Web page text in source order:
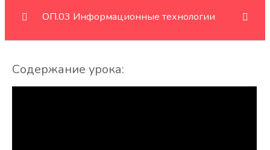
Photoshop урок 0. Удаление однотонного фона 16:14
ОП.03 Информационные технологии
Содержание урока: